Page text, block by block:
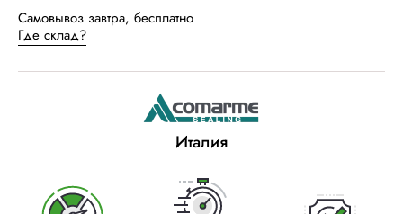
Италия
Самовывоз завтра, бесплатно
Где склад?